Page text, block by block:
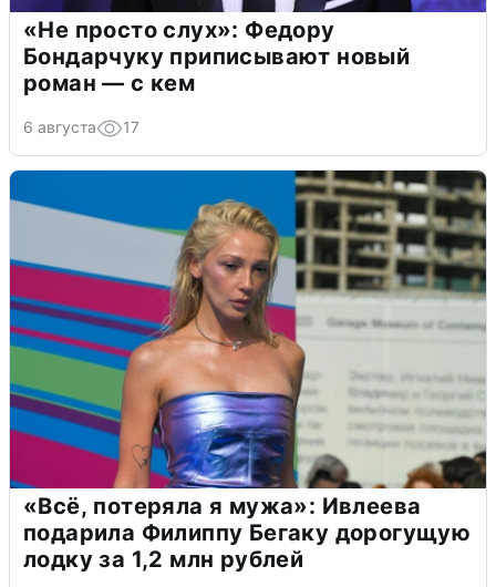
«Не просто слух»: Федору
Бондарчуку приписывают новый
роман — с кем
6 августа 17
«Всё, потеряла я мужа»: Ивлеева
подарила Филиппу Бегаку дорогущую
лодку за 1,2 млн рублей